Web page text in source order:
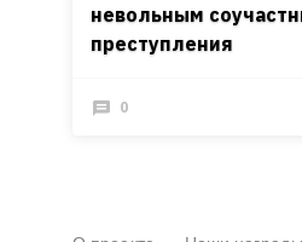
невольным
преступления
0